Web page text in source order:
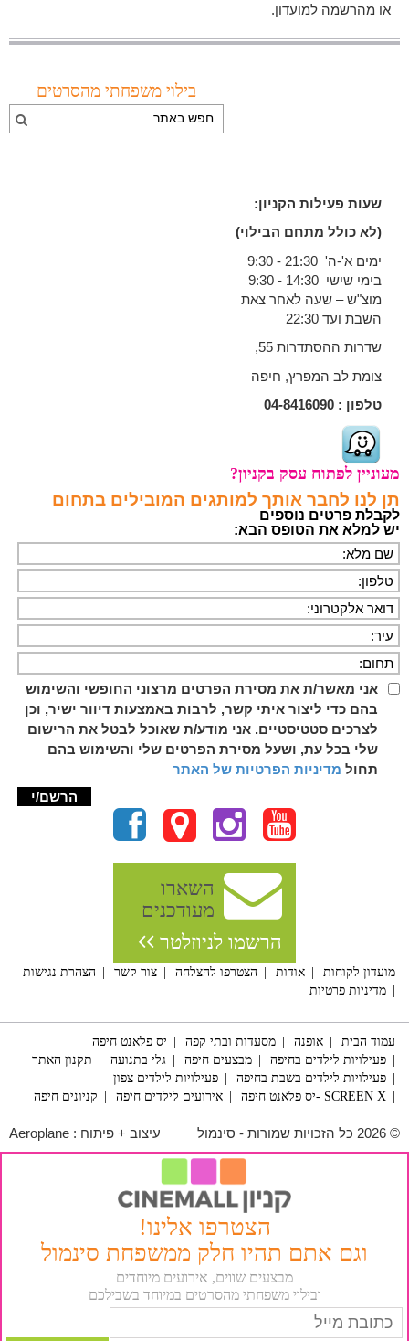
או מהרשמה למועדון.
בילוי משפחתי מהסרטים
שעות פעילות הקניון:
(לא כולל מתחם הבילוי)
ימים א'-ה' 21:30 - 9:30
בימי שישי 14:30 - 9:30
מוצ"ש – שעה לאחר צאת
השבת ועד 22:30
שדרות ההסתדרות 55,
צומת לב המפרץ, חיפה
טלפון : 04-8416090
מעוניין לפתוח עסק בקניון?
תן לנו לחבר אותך למותגים המובילים בתחום
לקבלת פרטים נוספים
יש למלא את הטופס הבא:
אני מאשר/ת את מסירת הפרטים מרצוני החופשי והשימוש
בהם כדי ליצור איתי קשר, לרבות באמצעות דיוור ישיר, וכן
לצרכים סטטיסטיים. אני מודע/ת שאוכל לבטל את הרישום
שלי בכל עת, ושעל מסירת הפרטים שלי והשימוש בהם
תחול מדיניות הפרטיות של האתר
השארו
מעודכנים
הרשמו לניוזלטר
מועדון לקוחות אודות הצטרפו להצלחה צור קשר
הצהרת נגישות
מדיניות פרטיות
עמוד הבית אופנה מסעדות ובתי קפה
יס פלאנט חיפה
פעילויות לילדים בחיפה
מבצעים חיפה גלי בתנועה
תקנון האתר
פעילויות לילדים בשבת בחיפה
פעילויות לילדים צפון
SCREEN X -יס פלאנט חיפה
אירועים לילדים חיפה קניונים חיפה
© 2026 כל הזכויות שמורות - סינמול עיצוב + פיתוח : Aeroplane
הצטרפו אלינו!
וגם אתם תהיו חלק ממשפחת סינמול
מבצעים שווים, אירועים מיוחדים
ובילוי משפחתי מהסרטים במיוחד בשבילכם